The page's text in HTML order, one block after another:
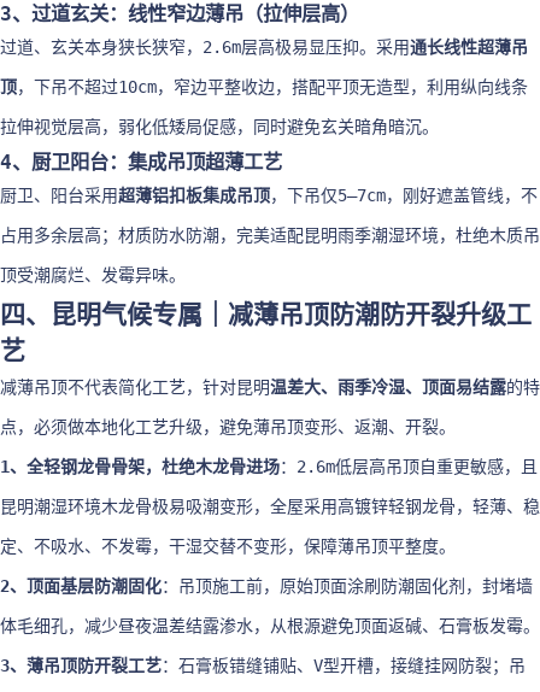
3、过道玄关：线性窄边薄吊（拉伸层高）
过道、玄关本身狭长狭窄，2.6m层高极易显压抑。采用通长线性超薄吊
顶，下吊不超过10cm，窄边平整收边，搭配平顶无造型，利用纵向线条
拉伸视觉层高，弱化低矮局促感，同时避免玄关暗角暗沉。
4、厨卫阳台：集成吊顶超薄工艺
厨卫、阳台采用超薄铝扣板集成吊顶，下吊仅5–7cm，刚好遮盖管线，不
占用多余层高；材质防水防潮，完美适配昆明雨季潮湿环境，杜绝木质吊
顶受潮腐烂、发霉异味。
四、昆明气候专属｜减薄吊顶防潮防开裂升级工
艺
减薄吊顶不代表简化工艺，针对昆明温差大、雨季冷湿、顶面易结露的特
点，必须做本地化工艺升级，避免薄吊顶变形、返潮、开裂。
1、全轻钢龙骨骨架，杜绝木龙骨进场：2.6m低层高吊顶自重更敏感，且
昆明潮湿环境木龙骨极易吸潮变形，全屋采用高镀锌轻钢龙骨，轻薄、稳
定、不吸水、不发霉，干湿交替不变形，保障薄吊顶平整度。
2、顶面基层防潮固化：吊顶施工前，原始顶面涂刷防潮固化剂，封堵墙
体毛细孔，减少昼夜温差结露渗水，从根源避免顶面返碱、石膏板发霉。
3、薄吊顶防开裂工艺：石膏板错缝铺贴、V型开槽，接缝挂网防裂；吊